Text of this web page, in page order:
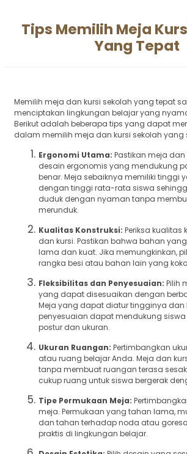
Tips Memilih Meja
Yang Tepat
Memilih meja dan kursi sekolah yang tepat
menciptakan lingkungan belajar yang
Berikut adalah beberapa tips yang dapat
dalam memilih meja dan kursi sekolah yang
Ergonomi Utama: Pastikan meja dan
desain ergonomis yang mendukung
benar. Meja sebaiknya memiliki tinggi
dengan tinggi rata-rata siswa
duduk dengan nyaman tanpa
merunduk.
Kualitas Konstruksi: Periksa kualitas
dan kursi. Pastikan bahwa bahan
lama dan kuat. Jika memungkinkan,
rangka besi atau bahan lain yang
Fleksibilitas dan Penyesuaian: Pilih
yang dapat disesuaikan dengan
Meja yang dapat diatur tingginya dan
penyesuaian dapat mendukung
postur dan ukuran.
Ukuran Ruangan: Pertimbangkan
atau ruang belajar Anda. Meja dan
tanpa membuat ruangan terasa
cukup ruang untuk siswa bergerak
Tipe Permukaan Meja:
meja. Permukaan yang tahan lama,
dan tahan terhadap noda atau
praktis di lingkungan belajar.